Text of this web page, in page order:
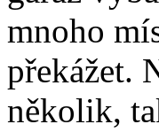
mnoho
překážet.
několik,